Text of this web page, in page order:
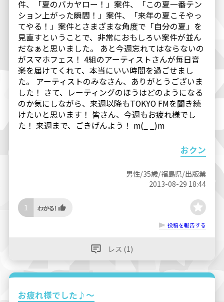
件、「夏のバカヤロー！」案件、「この夏一番テン
ション上がった瞬間！」案件、「来年の夏こそやっ
てやる！」案件とさまざまな角度で「自分の夏」を
見直すということで、非常におもしろい案件が並ん
だなぁと思いました。 あと今週忘れてはならないの
がスマホフェス！ 4組のアーティストさんが毎日音
楽を届けてくれて、本当にいい時間を過ごせまし
た。 アーティストのみなさん、ありがとうございま
した！ さて、レーティングのほうはどのようになる
のか気にしながら、来週以降もTOKYO FMを聞き続
けたいと思います！ 皆さん、今週もお疲れ様でし
た！ 来週まで、ごきげんよう！ m(_ _)m
おクン
男性/35歳/福島県/出版業
2013-08-29 18:44
1
投稿を報告する
レス (1)
お疲れ様でした♪～